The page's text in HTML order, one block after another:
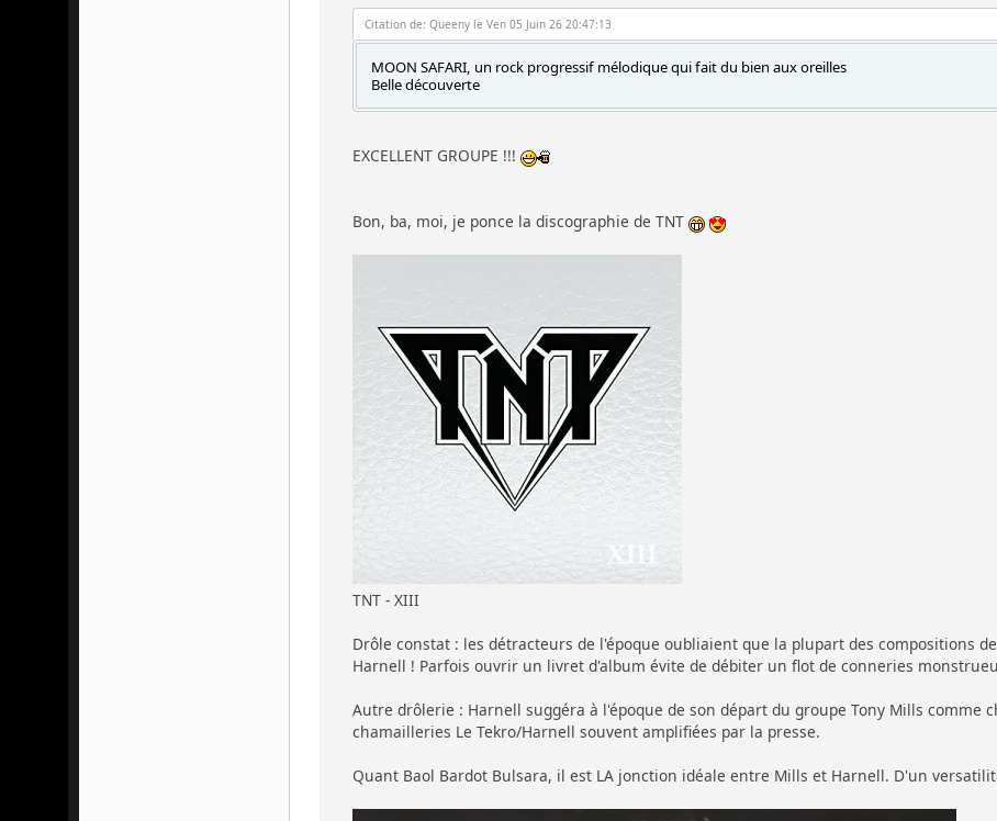
Citation de: Queeny le Ven 05 Juin 26 20:47:13
MOON SAFARI, un rock progressif mélodique qui fait du bien aux oreilles
Belle découverte
EXCELLENT GROUPE !!!
Bon, ba, moi, je ponce la discographie de TNT
TNT - XIII
Drôle constat : les détracteurs de l'époque oubliaient que la plupart des compositions
Harnell ! Parfois ouvrir un livret d'album évite de débiter un flot de conneries
Autre drôlerie : Harnell suggéra à l'époque de son départ du groupe Tony Mills comme
chamailleries Le Tekro/Harnell souvent amplifiées par la presse.
Quant Baol Bardot Bulsara, il est LA jonction idéale entre Mills et Harnell. D'un